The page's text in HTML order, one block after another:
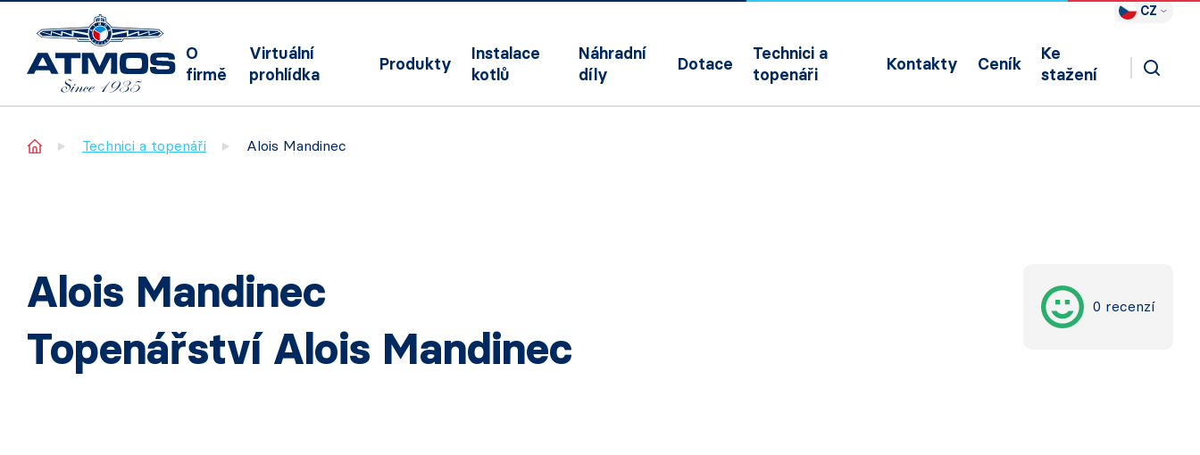
CZ
O
firmě
Virtuální
prohlídka
Produkty
Instalace
kotlů
Náhradní
díly
Dotace
Technici a
topenáři
Kontakty Ceník
Ke
stažení
Home Technici a topenáři Alois Mandinec
Alois Mandinec
Topenářství Alois Mandinec
0 recenzí